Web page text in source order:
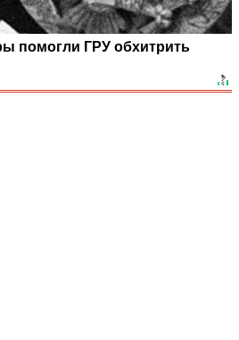
помогли ГРУ обхитрить